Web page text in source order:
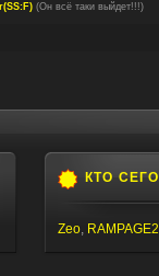
(Он всё таки выйдет!!!)
КТО
Zeo,